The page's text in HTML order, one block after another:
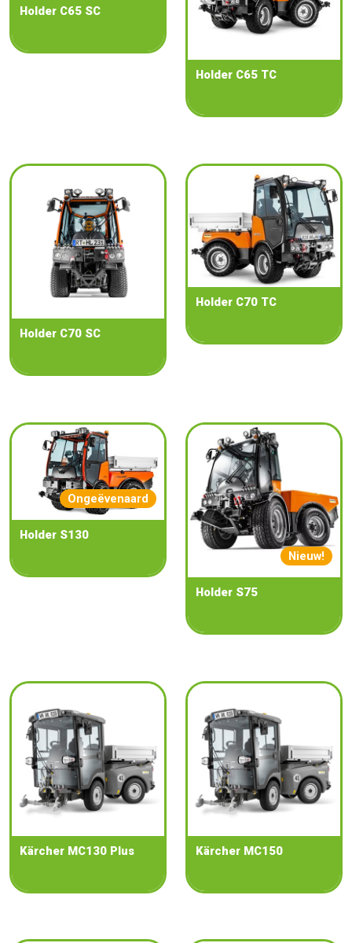
Holder C65 SC
Holder C65 TC
Holder C70 SC
Holder C70 TC
Holder S130
Ongeëvenaard
Holder S75
Nieuw!
Kärcher MC130 Plus Kärcher MC150